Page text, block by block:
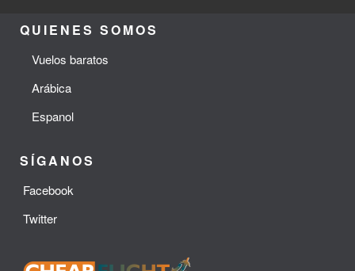
QUIENES SOMOS
Vuelos baratos
Arábica
Espanol
SÍGANOS
Facebook
Twitter